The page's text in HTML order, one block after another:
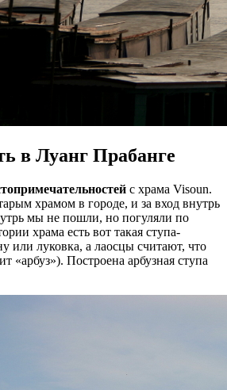
в Луанг Прабанге
с храма Visoun.
храмом в городе, и за вход внутрь
мы не пошли, но погуляли по
храма есть вот такая ступа-
или луковка, а лаосцы считают, что
«арбуз»). Построена арбузная ступа